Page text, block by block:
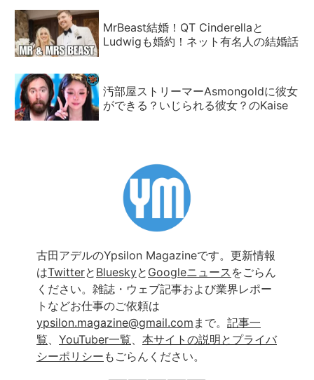
MrBeast結婚！QT Cinderellaと
Ludwigも婚約！ネット有名人の結婚話
汚部屋ストリーマーAsmongoldに彼女
ができる？いじられる彼女？のKaise
古田アデルのYpsilon Magazineです。更新情報
はTwitterと Blueskyと Googleニュース をごらん
ください。雑誌・ウェブ記事および業界レポー
トなどお仕事のご依頼は
ypsilon.magazine@gmail.com まで。 記事一
覧、 YouTuber一覧、 本サイトの説明とプライバ
シーポリシー もごらんください。